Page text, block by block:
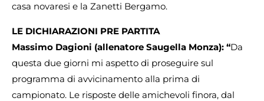
casa novaresi e la Zanetti Bergamo.
LE DICHIARAZIONI PRE PARTITA
Massimo Dagioni (allenatore Saugella Monza): “Da
questa due giorni mi aspetto di proseguire sul
programma di avvicinamento alla prima di
campionato. Le risposte delle amichevoli finora, dal